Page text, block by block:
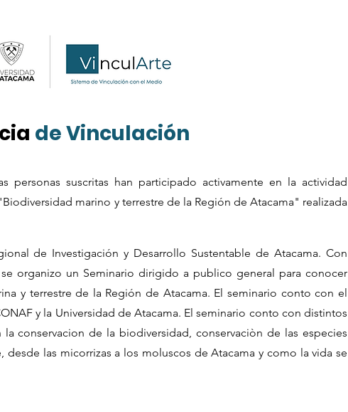
de Vinculación
suscritas han participado activamente en la actividad
marino y terrestre de la Región de Atacama" realizada
de Investigación y Desarrollo Sustentable de Atacama. Con
organizo un Seminario dirigido a publico general para conocer
y terrestre de la Región de Atacama. El seminario conto con el
y la Universidad de Atacama. El seminario conto con distintos
conservacion de la biodiversidad, conservaciòn de las especies
las micorrizas a los moluscos de Atacama y como la vida se